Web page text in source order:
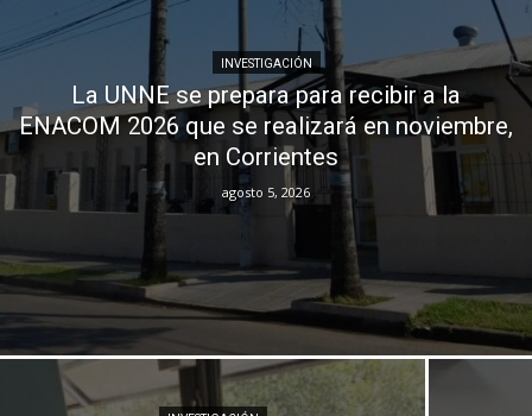
INVESTIGACIÓN
La UNNE se prepara para recibir a la
ENACOM 2026 que se realizará en noviembre,
en Corrientes
agosto 5, 2026